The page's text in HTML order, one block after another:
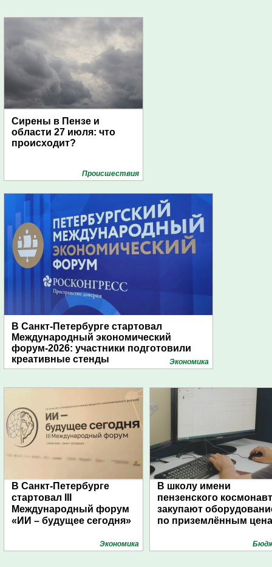
Сирены в Пензе и
области 27 июля: что
происходит?
Проиcшествия
В Санкт-Петербурге стартовал
Международный экономический
форум-2026: участники подготовили
креативные стенды
Экономика
В Санкт-Петербурге
стартовал III
Международный форум
«ИИ – будущее сегодня»
Экономика
В школу имени
пензенского
закупают
по приземлённым